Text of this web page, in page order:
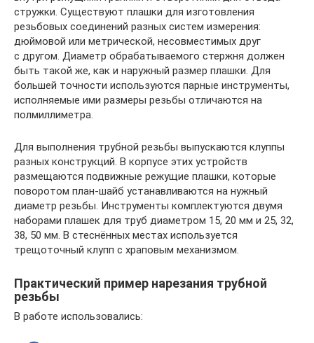
стружки. Существуют плашки для изготовления
резьбовых соединений разных систем измерения:
дюймовой или метрической, несовместимых друг
с другом. Диаметр обрабатываемого стержня должен
быть такой же, как и наружный размер плашки. Для
большей точности используются парные инструменты,
исполняемые ими размеры резьбы отличаются на
полмиллиметра.
Для выполнения трубной резьбы выпускаются клуппы
разных конструкций. В корпусе этих устройств
размещаются подвижные режущие плашки, которые
поворотом план-шайб устанавливаются на нужный
диаметр резьбы. Инструменты комплектуются двумя
наборами плашек для труб диаметром 15, 20 мм и 25, 32,
38, 50 мм. В стеснённых местах используется
трещоточный клупп с храповым механизмом.
Практический пример нарезания трубной
резьбы
В работе использовались: